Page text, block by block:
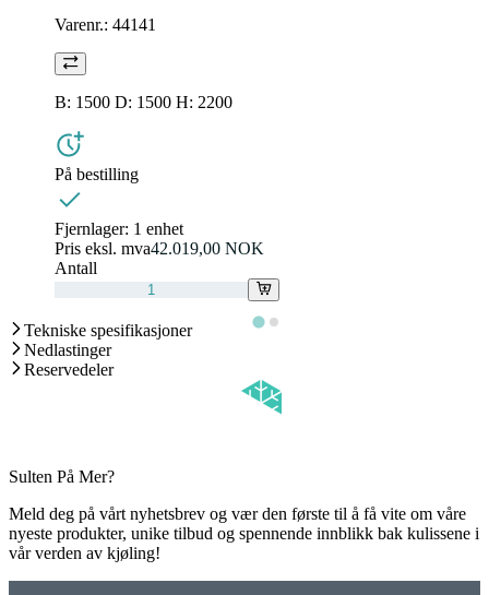
Varenr.: 44141
B: 1500 D: 1500 H: 2200
På bestilling
Fjernlager: 1 enhet
Pris eksl. mva42.019,00 NOK
Antall
Tekniske spesifikasjoner
Nedlastinger
Reservedeler
Sulten På Mer?
Meld deg på vårt nyhetsbrev og vær den første til å få vite om våre
nyeste produkter, unike tilbud og spennende innblikk bak kulissene i
vår verden av kjøling!